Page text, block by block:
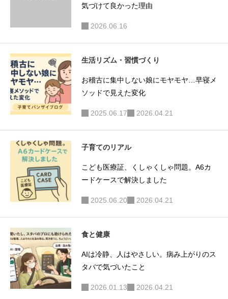
気づけて良かった理由
2026.06.16
生活リズム・習慣づくり
お稽古に集中しない娘にモヤモヤ…早寝メ
ソッドで見えた変化
2025.06.17 2026.04.21
子育てのリアル
こども医療証、くしゃくしゃ問題。A6カ
ードケースで解決しました
2025.06.20 2026.04.21
食と健康
AIは冷静、人はやさしい。病み上がりのス
タバで気づいたこと
2026.01.13 2026.04.21